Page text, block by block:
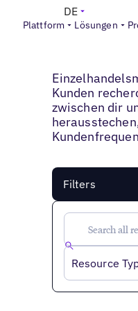
Plattform Lösungen
DE
Blogs>
Kunden
zwischen dir
Filters
Resource